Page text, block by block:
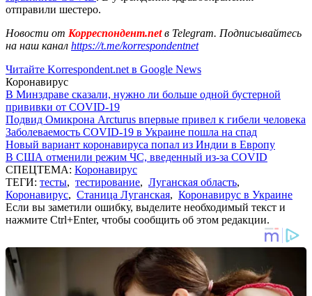
отправили шестеро.
Новости от Корреспондент.netв Telegram. Подписывайтесь
на наш канал https://t.me/korrespondentnet
Читайте Korrespondent.net в Google News
Коронавирус
В Минздраве сказали, нужно ли больше одной бустерной
прививки от COVID-19
Подвид Омикрона Arcturus впервые привел к гибели человека
Заболеваемость COVID-19 в Украине пошла на спад
Новый вариант коронавируса попал из Индии в Европу
В США отменили режим ЧС, введенный из-за COVID
СПЕЦТЕМА: Коронавирус
ТЕГИ: тесты, тестирование, Луганская область,
Коронавирус, Станица Луганская, Коронавирус в Украине
Если вы заметили ошибку, выделите необходимый текст и
нажмите Ctrl+Enter, чтобы сообщить об этом редакции.